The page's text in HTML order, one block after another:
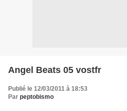
Angel Beats 05 vostfr
Publié le 12/03/2011 à 18:53
Par peptobismo